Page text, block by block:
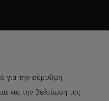
στην πόρτα σας.
το κατάστημα.
για την εύρυθμη
για την βελτίωση της